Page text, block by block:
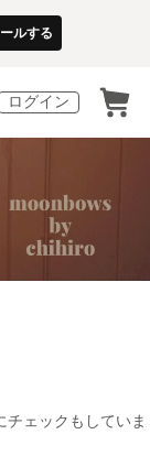
ルする
ログイン
ェックもしていま